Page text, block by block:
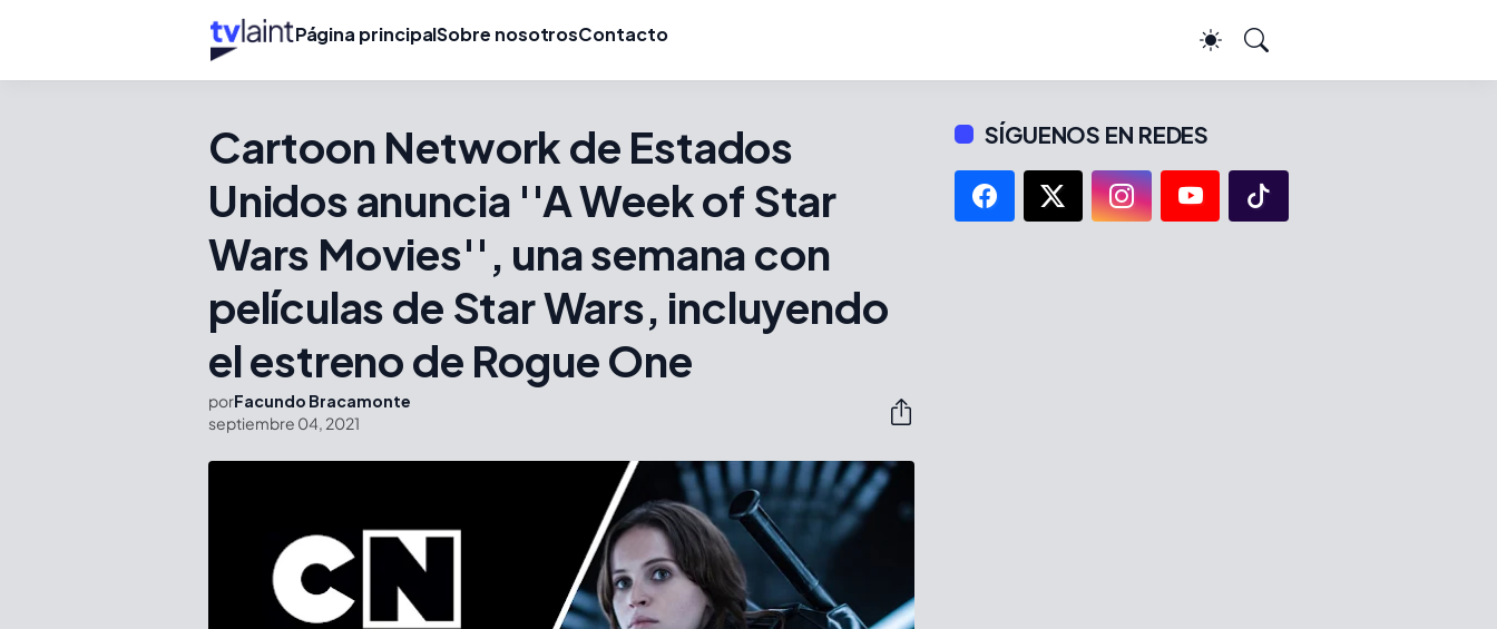
Página principalSobre nosotrosContacto
Cartoon Network de Estados
Unidos anuncia ''A Week of Star
Wars Movies'', una semana con
películas de Star Wars, incluyendo
el estreno de Rogue One
porFacundo Bracamonte
septiembre 04, 2021
SÍGUENOS EN REDES